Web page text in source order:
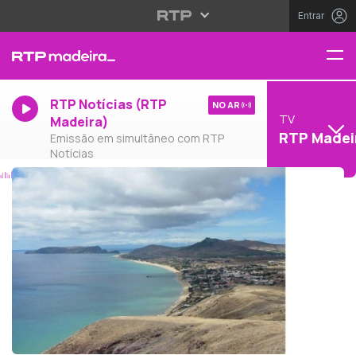
Entrar
RTP Notícias (RTP
Madeira)
Emissão em simultâneo com RTP
Notícias
NO AR
TV
RTP